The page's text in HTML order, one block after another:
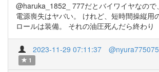
@haruka_1852_ 777だとバイワイヤなので
電源喪失はヤバい。 けれど、短時間操縦用
ロールは装備。 それの油圧死んだら終わり
2023-11-29 07:11:37
1